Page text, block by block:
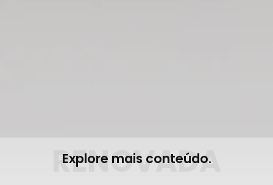
RENOVADA
Explore mais conteúdo.